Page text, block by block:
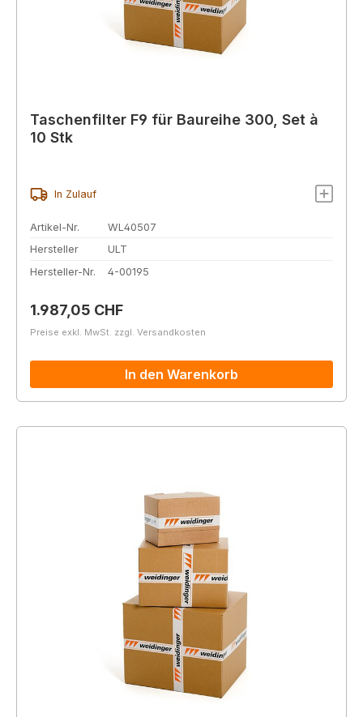
Taschenfilter F9 für Baureihe 300, Set à
10 Stk
In Zulauf
Artikel-Nr.
WL40507
Hersteller
ULT
Hersteller-Nr.
4-00195
Regulärer Preis:
1.987,05 CHF
Preise exkl. MwSt. zzgl. Versandkosten
In den Warenkorb